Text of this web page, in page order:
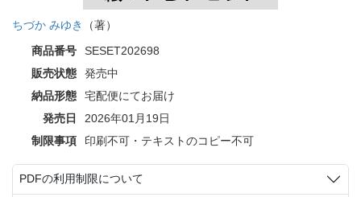
ちづか みゆき
（著）
商品番号
SESET202698
販売状態
発売中
納品形態
宅配便にてお届け
発売日
2026年01月19日
制限事項
印刷不可・テキストのコピー不可
PDFの利用制限について